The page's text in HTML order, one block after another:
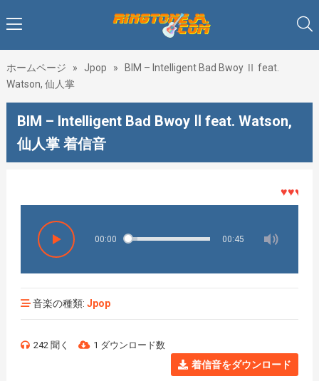
ホームページ » Jpop »
BIM – Intelligent Bad Bwoy Ⅱ feat.
Watson, 仙人掌
BIM – Intelligent Bad Bwoy Ⅱ feat. Watson,
仙人掌 着信音
♥♥♥着メ
00:00 00:45
音楽の種類: Jpop
242 聞く 1 ダウンロード数
着信音をダウンロード